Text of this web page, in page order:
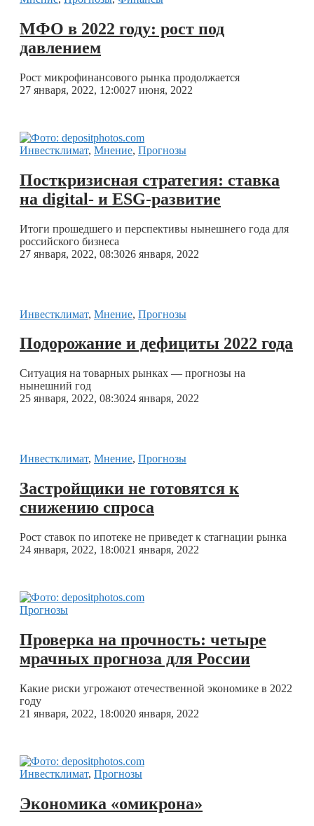
МФО в 2022 году: рост под
давлением
Рост микрофинансового рынка продолжается
27 января, 2022, 12:0027 июня, 2022
Инвестклимат, Мнение, Прогнозы
Посткризисная стратегия: ставка
на digital- и ESG-развитие
Итоги прошедшего и перспективы нынешнего года для
российского бизнеса
27 января, 2022, 08:3026 января, 2022
Инвестклимат, Мнение, Прогнозы
Подорожание и дефициты 2022 года
Ситуация на товарных рынках — прогнозы на
нынешний год
25 января, 2022, 08:3024 января, 2022
Инвестклимат, Мнение, Прогнозы
Застройщики не готовятся к
снижению спроса
Рост ставок по ипотеке не приведет к стагнации рынка
24 января, 2022, 18:0021 января, 2022
Прогнозы
Проверка на прочность: четыре
мрачных прогноза для России
Какие риски угрожают отечественной экономике в 2022
году
21 января, 2022, 18:0020 января, 2022
Инвестклимат, Прогнозы
Экономика «омикрона»